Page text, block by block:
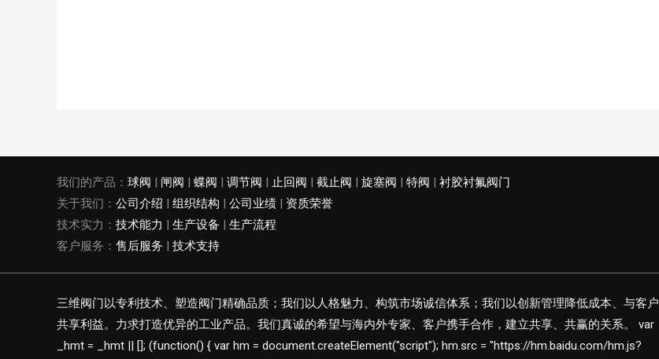
我们的产品： 球阀 | 闸阀 | 蝶阀 | 调节阀 | 止回阀 | 截止阀 | 旋塞阀 | 特阀 | 衬胶衬氟阀门
关于我们： 公司介绍 | 组织结构 | 公司业绩 | 资质荣誉
技术实力： 技术能力 | 生产设备 | 生产流程
客户服务： 售后服务 | 技术支持
三维阀门以专利技术、塑造阀门精确品质；我们以人格魅力、构筑市场诚信体系；我们以创新管理降低成本、与客户
共享利益。力求打造优异的工业产品。我们真诚的希望与海内外专家、客户携手合作，建立共享、共赢的关系。 var
_hmt = _hmt || []; (function() { var hm = document.createElement("script"); hm.src = "https://hm.baidu.com/hm.js?